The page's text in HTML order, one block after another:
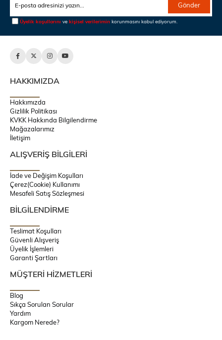
Gönder
Üyelik koşullarını ve kişisel verilerimin korunmasını kabul ediyorum.
HAKKIMIZDA
Hakkımızda
Gizlilik Politikası
KVKK Hakkında Bilgilendirme
Mağazalarımız
İletişim
ALIŞVERİŞ BİLGİLERİ
İade ve Değişim Koşulları
Çerez(Cookie) Kullanımı
Mesafeli Satış Sözleşmesi
BİLGİLENDİRME
Teslimat Koşulları
Güvenli Alışveriş
Üyelik İşlemleri
Garanti Şartları
MÜŞTERİ HİZMETLERİ
Blog
Sıkça Sorulan Sorular
Yardım
Kargom Nerede?